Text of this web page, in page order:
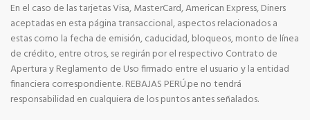
En el caso de las tarjetas Visa, MasterCard, American Express, Diners
aceptadas en esta página transaccional, aspectos relacionados a
estas como la fecha de emisión, caducidad, bloqueos, monto de línea
de crédito, entre otros, se regirán por el respectivo Contrato de
Apertura y Reglamento de Uso firmado entre el usuario y la entidad
financiera correspondiente. REBAJAS PERÚ.pe no tendrá
responsabilidad en cualquiera de los puntos antes señalados.